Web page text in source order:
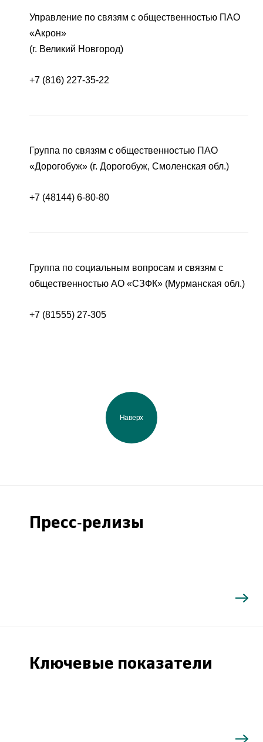
Управление по связям с общественностью ПАО
«Акрон»
(г. Великий Новгород)
+7 (816) 227-35-22
Группа по связям с общественностью ПАО
«Дорогобуж» (г. Дорогобуж, Смоленская обл.)
+7 (48144) 6-80-80
Группа по социальным вопросам и связям с
общественностью АО «СЗФК» (Мурманская обл.)
+7 (81555) 27-305
Наверх
Пресс-релизы
Ключевые показатели